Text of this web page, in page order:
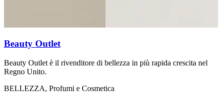
Beauty Outlet
Beauty Outlet è il rivenditore di bellezza in più rapida crescita nel
Regno Unito.
BELLEZZA, Profumi e Cosmetica